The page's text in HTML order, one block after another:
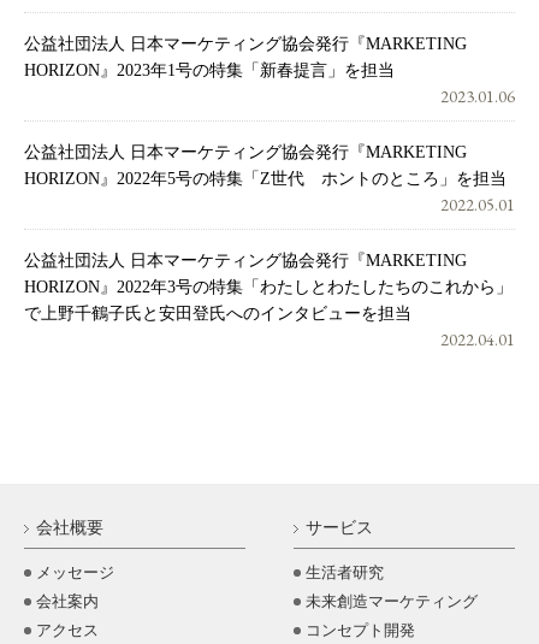
公益社団法人 日本マーケティング協会発行『MARKETING
HORIZON』2023年1号の特集「新春提言」を担当
2023.01.06
公益社団法人 日本マーケティング協会発行『MARKETING
HORIZON』2022年5号の特集「Z世代 ホントのところ」を担当
2022.05.01
公益社団法人 日本マーケティング協会発行『MARKETING
HORIZON』2022年3号の特集「わたしとわたしたちのこれから」
で上野千鶴子氏と安田登氏へのインタビューを担当
2022.04.01
会社概要
メッセージ
会社案内
アクセス
サービス
生活者研究
未来創造マーケティング
コンセプト開発